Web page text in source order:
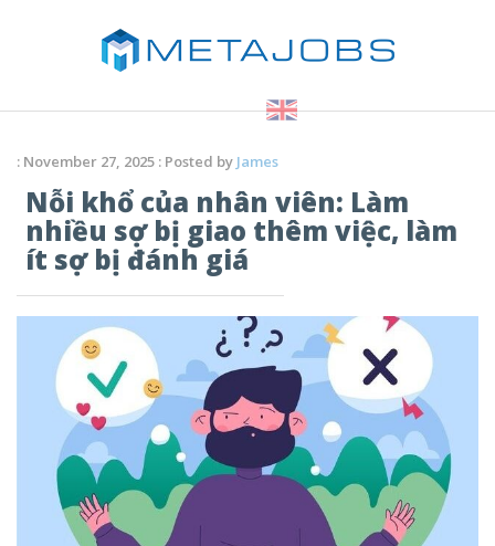
: November 27, 2025 : Posted by James
Nỗi khổ của nhân viên: Làm
nhiều sợ bị giao thêm việc, làm
ít sợ bị đánh giá